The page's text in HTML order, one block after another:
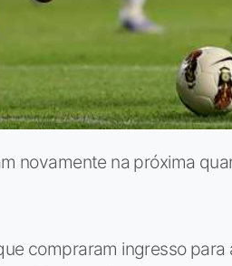
novamente na próxima
compraram ingresso